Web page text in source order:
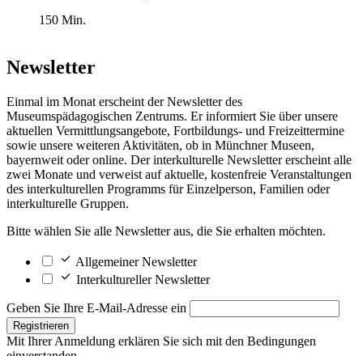
150 Min.
Newsletter
Einmal im Monat erscheint der Newsletter des
Museumspädagogischen Zentrums. Er informiert Sie über unsere
aktuellen Vermittlungsangebote, Fortbildungs- und Freizeittermine
sowie unsere weiteren Aktivitäten, ob in Münchner Museen,
bayernweit oder online. Der interkulturelle Newsletter erscheint alle
zwei Monate und verweist auf aktuelle, kostenfreie Veranstaltungen
des interkulturellen Programms für Einzelperson, Familien oder
interkulturelle Gruppen.
Bitte wählen Sie alle Newsletter aus, die Sie erhalten möchten.
Allgemeiner Newsletter
Interkultureller Newsletter
Geben Sie Ihre E-Mail-Adresse ein
Registrieren
Mit Ihrer Anmeldung erklären Sie sich mit den Bedingungen